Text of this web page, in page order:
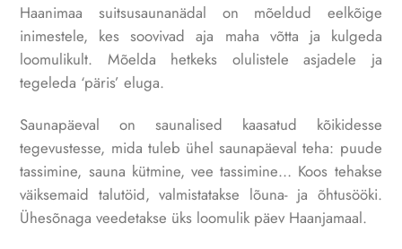
Haanimaa suitsusaunanädal on mõeldud eelkõige
inimestele, kes soovivad aja maha võtta ja kulgeda
loomulikult. Mõelda hetkeks olulistele asjadele ja
tegeleda ‘päris’ eluga.
Saunapäeval on saunalised kaasatud kõikidesse
tegevustesse, mida tuleb ühel saunapäeval teha: puude
tassimine, sauna kütmine, vee tassimine… Koos tehakse
väiksemaid talutöid, valmistatakse lõuna- ja õhtusööki.
Ühesõnaga veedetakse üks loomulik päev Haanjamaal.